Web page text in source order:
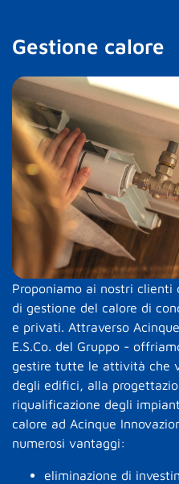
Gestione calore
Proponiamo ai nostri clienti
di gestione del calore di
e privati. Attraverso
E.S.Co. del Gruppo -
gestire tutte le attività che
degli edifici, alla
riqualificazione degli
calore ad Acinque
numerosi vantaggi:
eliminazione di